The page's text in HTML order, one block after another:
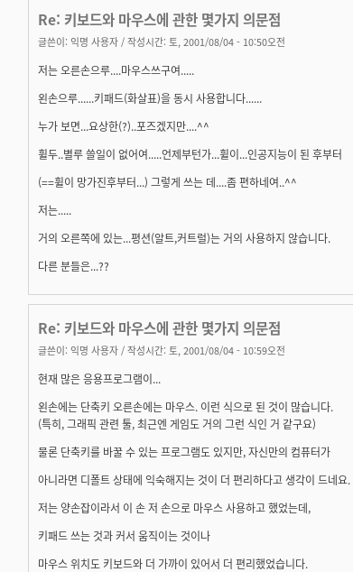
Re: 키보드와 마우스에 관한 몇가지 의문점
글쓴이: 익명 사용자 / 작성시간: 토, 2001/08/04 - 10:50오전
저는 오른손으루....마우스쓰구여.....
왼손으루......키패드(화살표)을 동시 사용합니다......
누가 보면...요상한(?)..포즈겠지만....^^
휠두..별루 쓸일이 없어여.....언제부턴가...휠이...인공지능이 된 후부터
(==휠이 망가진후부터...) 그렇게 쓰는 데....좀 편하네여..^^
저는.....
거의 오른쪽에 있는...평션(알트,커트럴)는 거의 사용하지 않습니다.
다른 분들은...??
Re: 키보드와 마우스에 관한 몇가지 의문점
글쓴이: 익명 사용자 / 작성시간: 토, 2001/08/04 - 10:59오전
현재 많은 응용프로그램이...
왼손에는 단축키 오른손에는 마우스. 이런 식으로 된 것이 많습니다.
(특히, 그래픽 관련 툴, 최근엔 게임도 거의 그런 식인 거 같구요)
물론 단축키를 바꿀 수 있는 프로그램도 있지만, 자신만의 컴퓨터가
아니라면 디폴트 상태에 익숙해지는 것이 더 편리하다고 생각이 드네요.
저는 양손잡이라서 이 손 저 손으로 마우스 사용하고 했었는데,
키패드 쓰는 것과 커서 움직이는 것이나
마우스 위치도 키보드와 더 가까이 있어서 더 편리했었습니다.